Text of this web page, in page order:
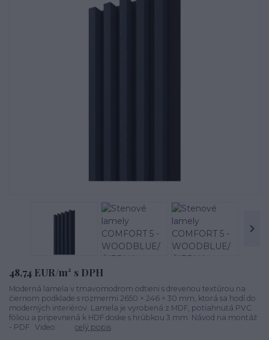
48,74 EUR/m² s DPH
Moderná lamela v tmavomodrom odtieni s drevenou textúrou na
čiernom podklade s rozmermi 2650 × 246 × 30 mm, ktorá sa hodí do
moderných interiérov. Lamela je vyrobená z MDF, potiahnutá PVC
fóliou a pripevnená k HDF doske s hrúbkou 3 mm. Návod na montáž
- PDF Video: celý popis